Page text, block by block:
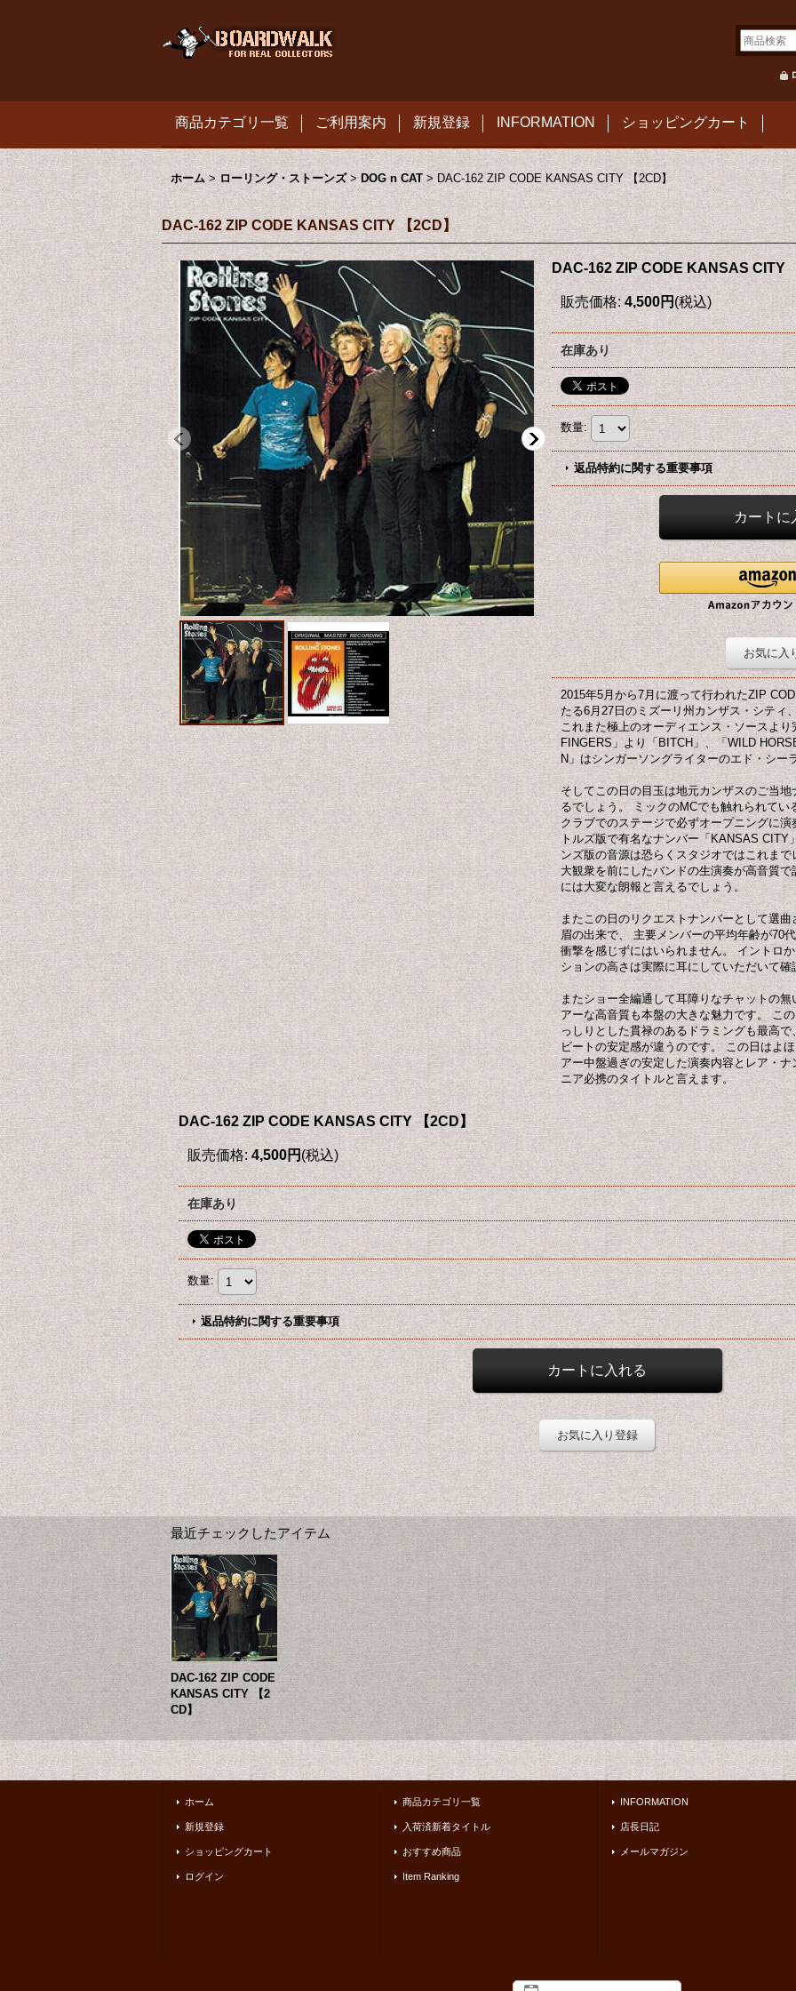
商品カテゴリ一覧 ご利用案内 新規登録 INFORMATION ショッピングカート
ホーム > ローリング・ストーンズ > DOG n CAT > DAC-162 ZIP CODE KANSAS CITY 【2CD】
DAC-162 ZIP CODE KANSAS CITY 【2CD】
DAC-162 ZIP CODE KANSAS CITY
販売価格: 4,500円 (税込)
在庫あり
数量:
返品特約に関する重要事項
お気に入
2015年5月から7月に渡って行われたZIP
たる6月27日のミズーリ州カンザス・シティ
これまた極上のオーディエンス・ソースよ
FINGERS」より「BITCH」、「WILD
N」はシンガーソングライターのエド・シー
そしてこの日の目玉は地元カンザスのご当
るでしょう。 ミックのMCでも触れられて
クラブでのステージで必ずオープニングに
トルズ版で有名なナンバー「KANSAS
ンズ版の音源は恐らくスタジオではこれま
大観衆を前にしたバンドの生演奏が高音質
には大変な朗報と言えるでしょう。
またこの日のリクエストナンバーとして選
眉の出来で、 主要メンバーの平均年齢が70
衝撃を感じずにはいられません。 イントロ
ションの高さは実際に耳にしていただいて
またショー全編通して耳障りなチャットの
アーな高音質も本盤の大きな魅力です。 こ
っしりとした貫禄のあるドラミングも最高
ビートの安定感が違うのです。 この日はよ
アー中盤過ぎの安定した演奏内容とレア・
ニア必携のタイトルと言えます。
DAC-162 ZIP CODE KANSAS CITY 【2CD】
販売価格: 4,500円 (税込)
在庫あり
数量:
返品特約に関する重要事項
お気に入り登録
最近チェックしたアイテム
DAC-162 ZIP CODE
KANSAS CITY 【2
CD】
ホーム
新規登録
ショッピングカート
ログイン
商品カテゴリ一覧
入荷済新着タイトル
おすすめ商品
Item Ranking
INFORMATION
店長日記
メールマガジン